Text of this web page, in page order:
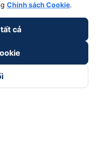
Chính sách Cookie.
cả